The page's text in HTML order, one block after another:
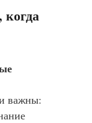
важны: